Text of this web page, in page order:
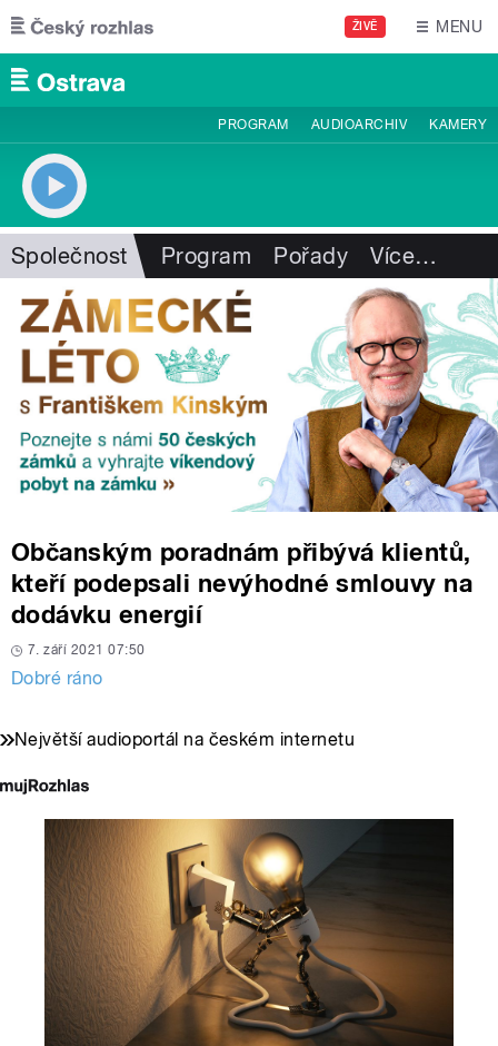
Přejít k hlavnímu obsahu
ŽIVĚ MENU
PROGRAM AUDIOARCHIV KAMERY
Společnost Program Pořady Více…
Občanským poradnám přibývá klientů,
kteří podepsali nevýhodné smlouvy na
dodávku energií
7. září 2021 07:50
Dobré ráno
Největší audioportál na českém internetu